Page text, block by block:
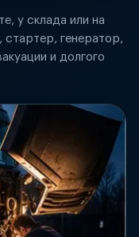
у склада или на
стартер, генератор,
и долгого